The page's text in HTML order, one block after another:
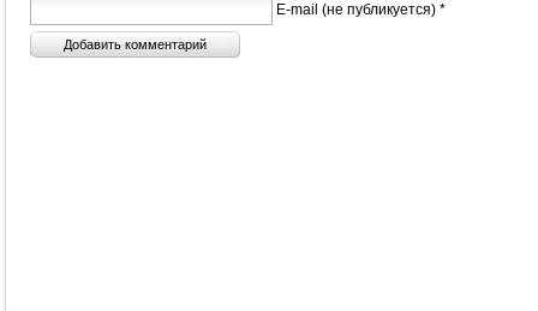
E-mail (не публикуется) *